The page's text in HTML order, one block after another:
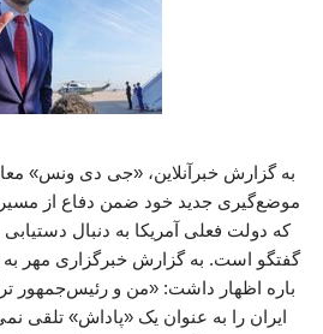
به گزارش خبرآنلاین، «جی دی ونس»
موضع‌گیری جدید خود ضمن دفاع از مسیر
که دولت فعلی آمریکا به دنبال
گفتگو است. به گزارش خبرگزاری مهر به
باره اظهار داشت: «من و رئیس‌جمهور
ایران را به عنوان یک «پاداش» تلقی